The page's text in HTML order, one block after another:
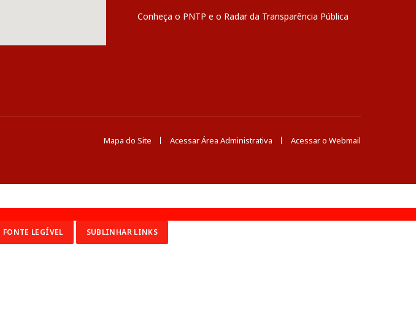
Conheça o PNTP e o Radar da Transparência Pública
Mapa do Site Acessar Área Administrativa Acessar o Webmail
FONTE LEGÍVEL SUBLINHAR LINKS